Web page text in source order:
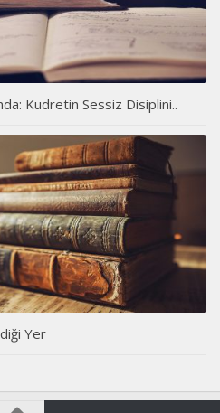
Kudretin Sessiz Disiplini..
Yer